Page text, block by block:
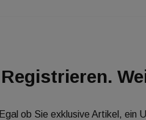
Registrieren.
Egal ob Sie exklusive Artikel, ein